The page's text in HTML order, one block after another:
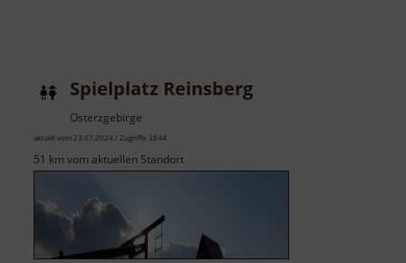
Spielplatz Reinsberg
Osterzgebirge
aktuell vom 23.07.2024 / Zugriffe: 3844
51 km vom aktuellen Standort